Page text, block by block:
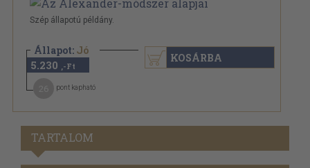
Szép állapotú példány.
Állapot: Jó
5.230 ,-Ft
pont kapható
KOSÁRBA
TARTALOM